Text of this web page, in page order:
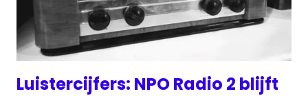
Luistercijfers: NPO Radio 2 blijft